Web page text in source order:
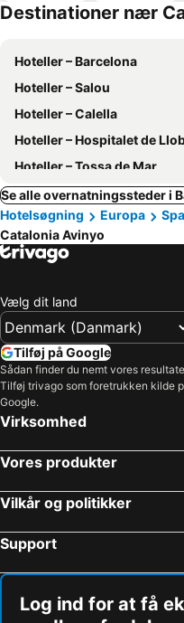
Destinationer nær
Hoteller – Barcelona
Hoteller – Salou
Hoteller – Calella
Hoteller – Hospitalet de
Hoteller – Tossa de Mar
Se alle overnatningssteder i
Hotelsøgning
Europa
Catalonia Avinyo
Vælg dit land
Tilføj på Google
Sådan finder du nemt vores
Tilføj trivago som foretrukken kilde
Google.
Virksomhed
Vores produkter
Vilkår og politikker
Support
Log ind for at få